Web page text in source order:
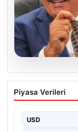
08.08.2026
AKP’li
Eleştiri:
Son dönemde
Piyasa Verileri
USD